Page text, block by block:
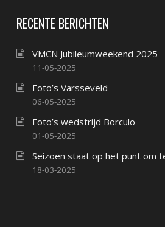
RECENTE BERICHTEN
VMCN Jubileumweekend 2025
11-05-2025
Foto’s Varsseveld
06-05-2025
Foto’s wedstrijd Borculo
01-05-2025
Seizoen staat op het punt om
18-03-2025